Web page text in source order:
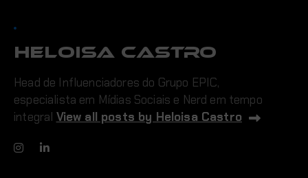
Heloisa Castro
Head de Influenciadores do Grupo EPIC,
especialista em Mídias Sociais e Nerd em tempo
integral View all posts by Heloisa Castro